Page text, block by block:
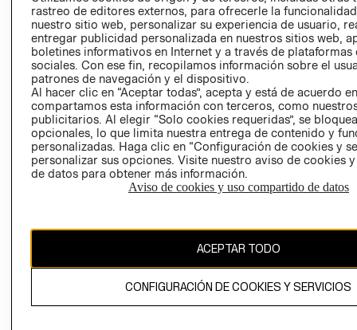
RELACIÓN CON
INVERSIONISTAS
POLÍTICA
EMPRESARIAL
- RETIRO EN
TIENDA
TÉRMINOS Y
CONDICIONES
AVISO DE
PRIVACIDAD
GIFT CARD
AVISO DE
COOKIES
CAMBIAR REGIÓN
rastreo de editores externos, para ofrecerle la
nuestro sitio web, personalizar su experiencia de usuario,
entregar publicidad personalizada en nuestros sitios web,
boletines informativos en Internet y a través de plataformas
sociales. Con ese fin, recopilamos información sobre el
patrones de navegación y el dispositivo.
Al hacer clic en “Aceptar todas”, acepta y está de acuerdo
compartamos esta información con terceros, como
publicitarios. Al elegir “Solo cookies requeridas”, se
opcionales, lo que limita nuestra entrega de contenido y
personalizadas. Haga clic en “Configuración de cookies y
personalizar sus opciones. Visite nuestro aviso de cookies
de datos para obtener más información.
Aviso de cookies y uso compartido de datos
ACEPTAR TODO
CONFIGURACIÓN DE COOKIES Y SERVICIOS